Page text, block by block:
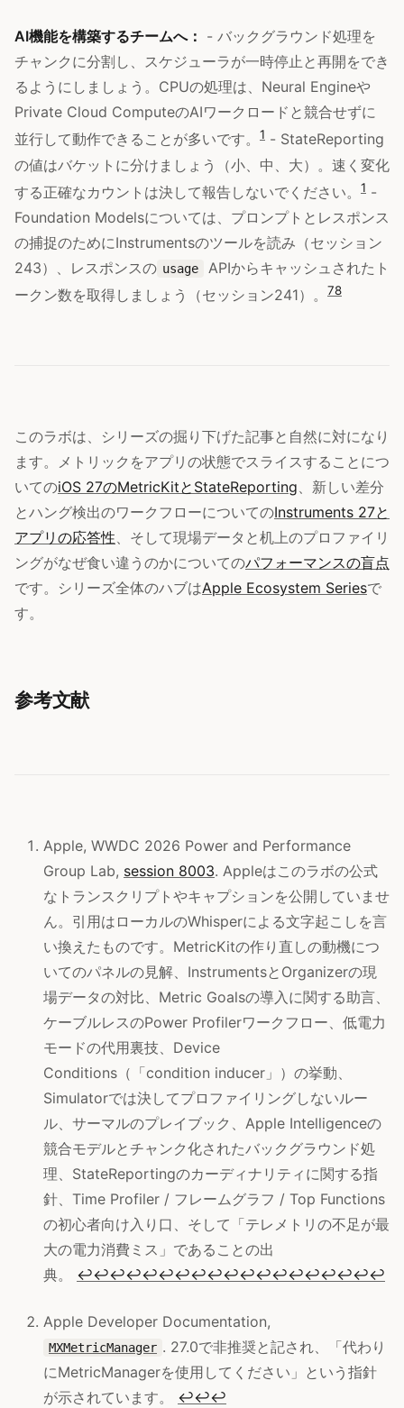
AI機能を構築するチームへ： - バックグラウンド処理を
チャンクに分割し、スケジューラが一時停止と再開をでき
るようにしましょう。CPUの処理は、Neural Engineや
Private Cloud ComputeのAIワークロードと競合せずに
並行して動作できることが多いです。
1 - StateReporting
の値はバケットに分けましょう（小、中、大）。速く変化
する正確なカウントは決して報告しないでください。
1 -
Foundation Modelsについては、プロンプトとレスポンス
の捕捉のためにInstrumentsのツールを読み（セッション
243）、レスポンスの usage
APIからキャッシュされたト
ークン数を取得しましょう（セッション241）。
78
このラボは、シリーズの掘り下げた記事と自然に対になり
ます。メトリックをアプリの状態でスライスすることにつ
いてのiOS 27のMetricKitとStateReporting、新しい差分
とハング検出のワークフローについてのInstruments 27と
アプリの応答性、そして現場データと机上のプロファイリ
ングがなぜ食い違うのかについてのパフォーマンスの盲点
です。シリーズ全体のハブはApple Ecosystem Seriesで
す。
参考文献
Apple, WWDC 2026 Power and Performance
Group Lab, session 8003. Appleはこのラボの公式
なトランスクリプトやキャプションを公開していませ
ん。引用はローカルのWhisperによる文字起こしを言
い換えたものです。MetricKitの作り直しの動機につ
いてのパネルの見解、InstrumentsとOrganizerの現
場データの対比、Metric Goalsの導入に関する助言、
ケーブルレスのPower Profilerワークフロー、低電力
モードの代用裏技、Device
Conditions（「condition inducer」）の挙動、
Simulatorでは決してプロファイリングしないルー
ル、サーマルのプレイブック、Apple Intelligenceの
競合モデルとチャンク化されたバックグラウンド処
理、StateReportingのカーディナリティに関する指
針、Time Profiler / フレームグラフ / Top Functions
の初心者向け入り口、そして「テレメトリの不足が最
大の電力消費ミス」であることの出
典。 ↩↩↩↩↩↩↩↩↩↩↩↩↩↩↩↩↩↩↩
Apple Developer Documentation,
MXMetricManager . 27.0で非推奨と記され、「代わり
にMetricManagerを使用してください」という指針
が示されています。 ↩↩↩